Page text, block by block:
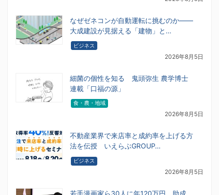
なぜゼネコンが自動運転に挑むのか――
大成建設が見据える「建物」と…
ビジネス
2026年8月5日
細菌の個性を知る 鬼頭弥生 農学博士
連載「口福の源」
食・農・地域
2026年8月5日
不動産業界で来店率と成約率を上げる方
法を伝授 いえらぶGROUP…
ビジネス
2026年8月5日
若手漫画家ら30人に年120万円 助成